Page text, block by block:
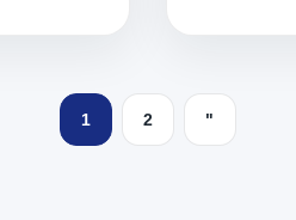
1 2 "